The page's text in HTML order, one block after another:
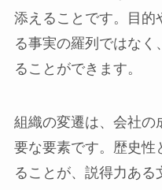
添えることです。目的
る事実の羅列ではなく
ることができます。
組織の変遷は、会社の
要な要素です。歴史性
ることが、説得力ある